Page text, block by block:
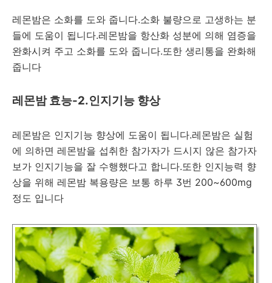
레몬밤은 소화를 도와 줍니다.소화 불량으로 고생하는 분
들에 도움이 됩니다.레몬밤을 항산화 성분에 의해 염증을
완화시켜 주고 소화를 도와 줍니다.또한 생리통을 완화해
줍니다
레몬밤 효능-2.인지기능 향상
레몬밤은 인지기능 향상에 도움이 됩니다.레몬밤은 실험
에 의하면 레몬밤을 섭취한 참가자가 드시지 않은 참가자
보가 인지기능을 잘 수행했다고 합니다.또한 인지능력 향
상을 위해 레몬밤 복용량은 보통 하루 3번 200~600mg
정도 입니다